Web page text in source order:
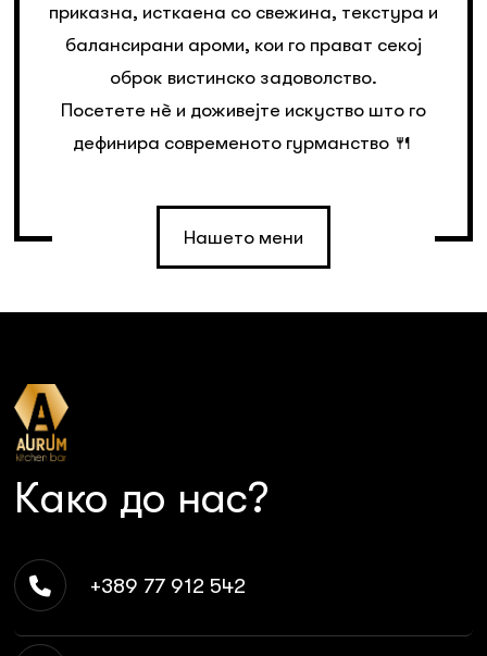
Нашето мени
приказна, исткаена со свежина, текстура и
балансирани ароми, кои го прават секој
оброк вистинско задоволство.
Посетете нè и доживејте искуство што го
дефинира современото гурманство 🍴
Како до нас?
+389 77 912 542